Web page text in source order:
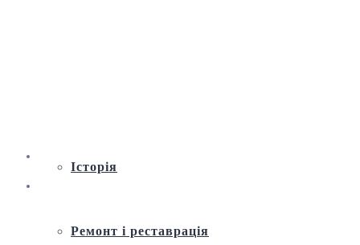
Історія
Ремонт і реставрація